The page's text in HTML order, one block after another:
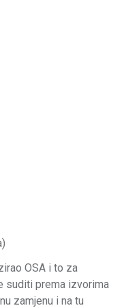
OSA i to za
suditi prema izvorima
zamjenu i na tu